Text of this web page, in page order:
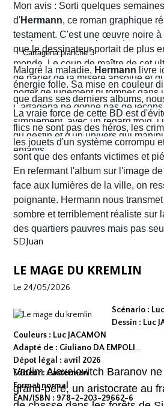
reçoivent l'ordre d'exécuter des
Alvaro hésite, tremble mais en
finit par obéir. Cela provoque
Dans un sursaut de survie, il
l’un des chefs du gang local qui
d’Arriega. Devenus des hommes à
Nacho s'enfuient vers la frontière
qu’ils vont croiser, Félix Garzon,
fatigué qui les regarde courir…
Mon avis : Sorti quelques
d'Hermann, ce roman graphique
testament. C'est une œuvre noire à
que le dessinateur portait de plus
monde. Le coup de maître de cet
de parler de la misère absolue et
porter de jugement ni tomber dans
Cartagena ne donne pas de
simplement, avec un regard froid,
du destin et d'un univers qui
enfants.
Malgré la maladie, Hermann livre
énergie folle. Sa mise en couleur
que dans ses derniers albums,
poussière et la sueur comme lui
transmettre. On y retrouve ses
aux mâchoires carrées portant en
ou la noirceur du monde. Le
fluidité exemplaire. On est
mêlant road trip étouffant, récit
contre la montre où chaque case
survivre.
La vraie force de cette BD est
flics ne sont pas des héros, les
les jouets d'un système corrompu
sont que des enfants victimes et
naissance.
En refermant l'album sur l'image
face aux lumières de la ville, on
poignante. Hermann nous
sombre et terriblement réaliste sur
des quartiers pauvres mais pas
SDJuan
LE MAGE DU KREMLIN
Le 24/05/2026
Scénario :
Dessin : Luc
Couleurs : Luc JACAMON
Adapté de : Giuliano DA EMPOLI
Dépot légal : avril 2026
Editeur : Casterman
Format normal
EAN/ISBN : 978-2-203-29662-6
Vadim Alexeievitch Baranov
grand-père, un aristocrate au